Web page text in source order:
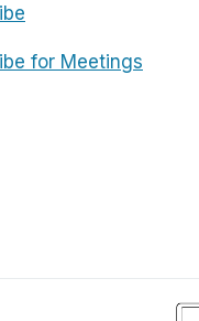
for Meetings